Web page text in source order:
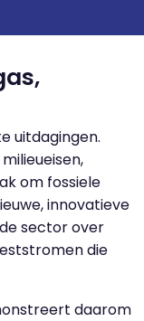
uitdagingen.
om fossiele
innovatieve
sector over
die
daarom